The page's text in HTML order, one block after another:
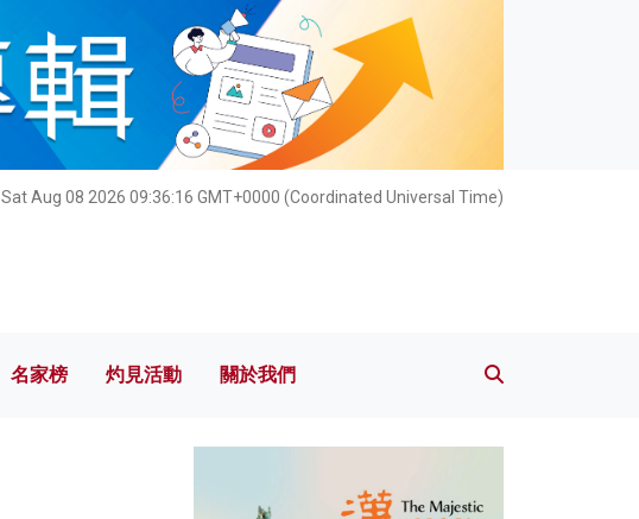
Sat Aug 08 2026 09:36:17 GMT+0000 (Coordinated Universal Time)
名家榜 灼見活動 關於我們
名家榜 灼見活動 關於我們